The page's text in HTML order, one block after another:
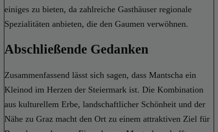
einiges zu bieten, da zahlreiche Gasthäuser regionale
Spezialitäten anbieten, die den Gaumen verwöhnen.
Abschließende Gedanken
Zusammenfassend lässt sich sagen, dass Mantscha ein
Kleinod im Herzen der Steiermark ist. Die Kombination
aus kulturellem Erbe, landschaftlicher Schönheit und der
Nähe zu Graz macht den Ort zu einem attraktiven Ziel für